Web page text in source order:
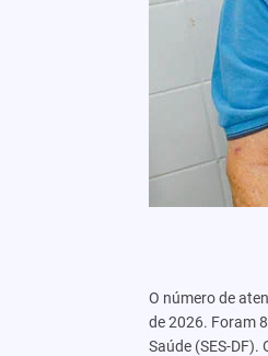
O número de
de 2026. Foram
Saúde (SES-